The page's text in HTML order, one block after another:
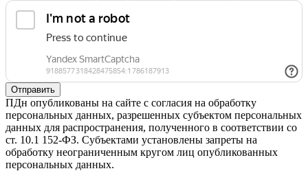
Отправить
ПДн опубликованы на сайте с согласия на обработку
персональных данных, разрешенных субъектом персональных
данных для распространения, полученного в соответствии со
ст. 10.1 152-ФЗ. Субъектами установлены запреты на
обработку неограниченным кругом лиц опубликованных
персональных данных.